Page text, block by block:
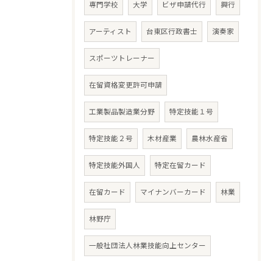
専門学校 大学 ビザ申請代行 興行
アーティスト 台東区行政書士 演奏家
スポーツトレーナー
在留資格変更許可申請
工業製品製造業分野 特定技能１号
特定技能２号 木材産業 農林水産省
特定技能外国人 特定在留カード
在留カード マイナンバーカード 林業
林野庁
一般社団法人林業技能向上センター